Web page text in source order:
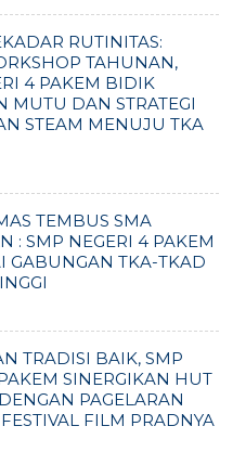
RUTINITAS:
TAHUNAN,
4 PAKEM BIDIK
MUTU DAN STRATEGI
STEAM MENUJU TKA
TEMBUS SMA
: SMP NEGERI 4 PAKEM
GABUNGAN TKA-TKAD
TRADISI BAIK, SMP
SINERGIKAN HUT
PAGELARAN
FILM PRADNYA